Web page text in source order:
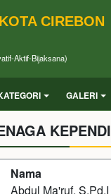
CIREBON
Aktif-Bijaksana)
GALERI
Nama
Abdul Ma'ruf, S.Pd.I